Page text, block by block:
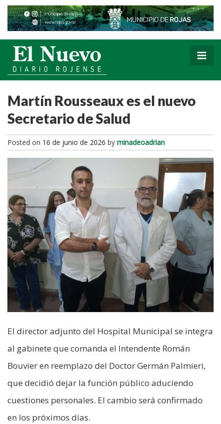
Martín Rousseaux es el nuevo
Secretario de Salud
Posted on 16 de junio de 2026 by minadeoadrian
El director adjunto del Hospital Municipal se integra
al gabinete que comanda el Intendente Román
Bouvier en reemplazo del Doctor Germán Palmieri,
que decidió dejar la función público aduciendo
cuestiones personales. El cambio será confirmado
en los próximos días.